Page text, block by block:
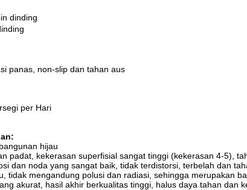
dinding
panas, non-slip dan tahan aus
per Hari
hijau
padat, kekerasan superfisial sangat tinggi (kekerasan 4-5),
dan noda yang sangat baik, tidak terdistorsi, terbelah dan
tidak mengandung polusi dan radiasi, sehingga merupakan
akurat, hasil akhir berkualitas tinggi, halus daya tahan dan